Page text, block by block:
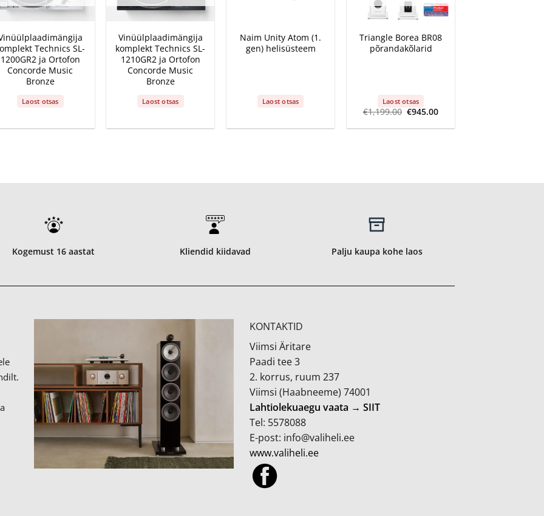
+
Technics SL-
1200GR2 ja Ortofon
Concorde Music
Bronze
Laost otsas
+
Vinüülplaadimängija
komplekt Technics SL-
1210GR2 ja Ortofon
Concorde Music
Bronze
Laost otsas
Naim Unity Atom (1.
gen) helisüsteem
Laost otsas
Triangle Borea BR08
põrandakõlarid
Laost otsas
€1,199.00 Algne
oli:
€945.00Current
is:
Kogemust 16 aastat Kliendid kiidavad Palju kaupa kohe laos
KONTAKTID
Viimsi Äritare
Paadi tee 3
2. korrus, ruum 237
Viimsi (Haabneeme) 74001
Lahtiolekuaegu vaata → SIIT
Tel: 5578088
E-post: info@valiheli.ee
www.valiheli.ee